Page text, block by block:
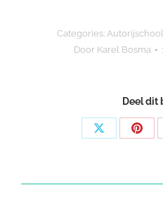
Categories: Autorijschool
Door Karel Bosma
Deel dit
Share